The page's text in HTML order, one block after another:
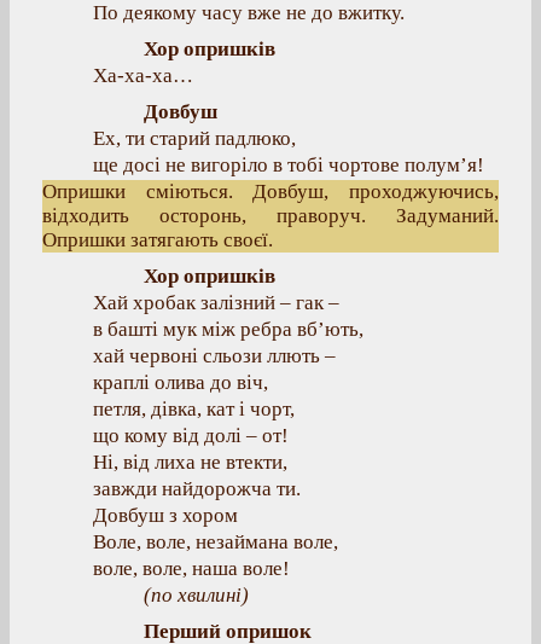
По деякому часу вже не до вжитку.
Хор опришків
Ха-ха-ха…
Довбуш
Ex, ти старий падлюко,
ще досі не вигоріло в тобі чортове полум’я!
Опришки сміються. Довбуш, проходжуючись,
відходить осторонь, праворуч. Задуманий.
Опришки затягають своєї.
Хор опришків
Хай хробак залізний – гак –
в башті мук між ребра вб’ють,
хай червоні сльози ллють –
краплі олива до віч,
петля, дівка, кат і чорт,
що кому від долі – от!
Ні, від лиха не втекти,
завжди найдорожча ти.
Довбуш з хором
Воле, воле, незаймана воле,
воле, воле, наша воле!
(по хвилині)
Перший опришок